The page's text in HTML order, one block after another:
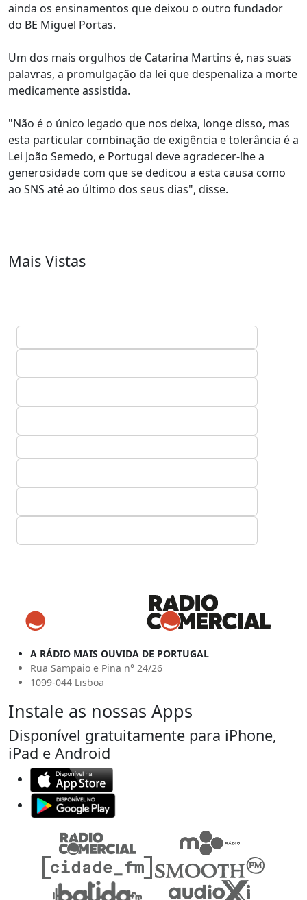
ainda os ensinamentos que deixou o outro fundador
do BE Miguel Portas.
Um dos mais orgulhos de Catarina Martins é, nas suas
palavras, a promulgação da lei que despenaliza a morte
medicamente assistida.
"Não é o único legado que nos deixa, longe disso, mas
esta particular combinação de exigência e tolerância é a
Lei João Semedo, e Portugal deve agradecer-lhe a
generosidade com que se dedicou a esta causa como
ao SNS até ao último dos seus dias", disse.
Mais Vistas
A RÁDIO MAIS OUVIDA DE PORTUGAL
Rua Sampaio e Pina n° 24/26
1099-044 Lisboa
Instale as nossas Apps
Disponível gratuitamente para iPhone,
iPad e Android